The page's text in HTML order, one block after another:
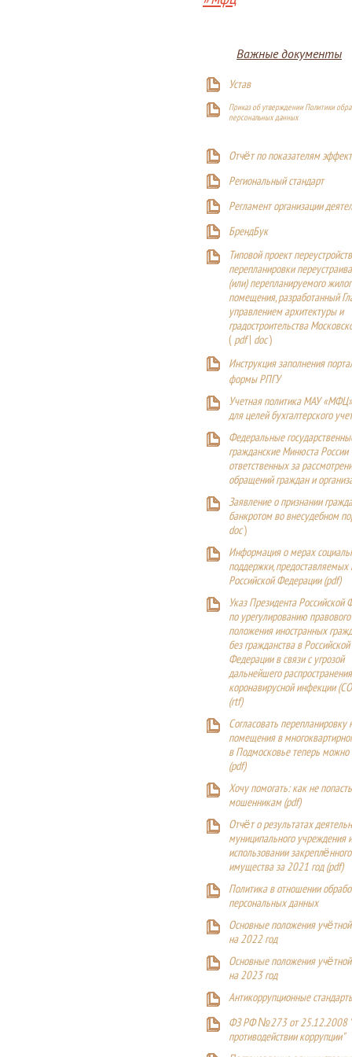
Важные документы
Устав
Приказ об утверждении Политики
персональных данных
Отчёт по показателям
Региональный стандарт
Регламент организации
БрендБук
Типовой проект
перепланировки
(или) перепланируемого
помещения, разработанный
управлением архитектуры и
градостроительства
(pdf| doc)
Инструкция заполнения
формы РПГУ
Учетная политика МАУ
для целей бухгалтерского
Федеральные
гражданские Минюста России
ответственных за
обращений граждан и
Заявление о признании
банкротом во внесудебном
doc)
Информация о мерах
поддержки,
Российской Федерации (pdf)
Указ Президента Российской
по урегулированию правового
положения иностранных
без гражданства в Российской
Федерации в связи с угрозой
дальнейшего
коронавирусной инфекции
(rtf)
Согласовать перепланировку
помещения в
в Подмосковье теперь можно
(pdf)
Хочу помогать: как не
мошенникам (pdf)
Отчёт о результатах
муниципального учреждения
использовании
имущества за 2021 год (pdf)
Политика в отношении
персональных данных
Основные положения
на 2022 год
Основные положения
на 2023 год
Антикоррупционные
ФЗ РФ №273 от 25.12.2008
противодействии коррупции"